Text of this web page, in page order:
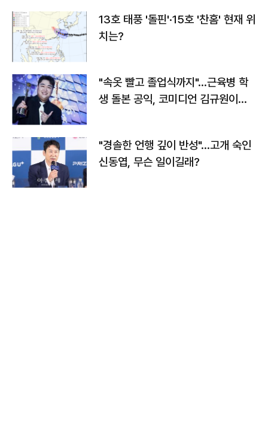
13호 태풍 '돌핀'·15호 '찬홈' 현재 위
치는?
"속옷 빨고 졸업식까지"…근육병 학
생 돌본 공익, 코미디언 김규원이었
"경솔한 언행 깊이 반성"…고개 숙인
신동엽, 무슨 일이길래?